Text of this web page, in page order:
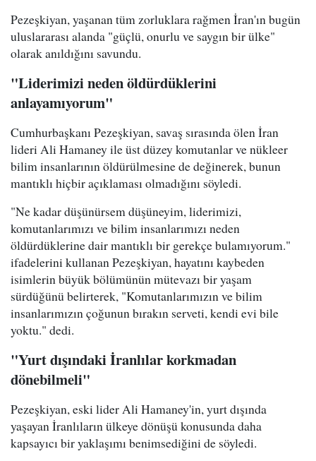
Pezeşkiyan, yaşanan tüm zorluklara rağmen İran'ın bugün
uluslararası alanda "güçlü, onurlu ve saygın bir ülke"
olarak anıldığını savundu.
"Liderimizi neden öldürdüklerini
anlayamıyorum"
Cumhurbaşkanı Pezeşkiyan, savaş sırasında ölen İran
lideri Ali Hamaney ile üst düzey komutanlar ve nükleer
bilim insanlarının öldürülmesine de değinerek, bunun
mantıklı hiçbir açıklaması olmadığını söyledi.
"Ne kadar düşünürsem düşüneyim, liderimizi,
komutanlarımızı ve bilim insanlarımızı neden
öldürdüklerine dair mantıklı bir gerekçe bulamıyorum."
ifadelerini kullanan Pezeşkiyan, hayatını kaybeden
isimlerin büyük bölümünün mütevazı bir yaşam
sürdüğünü belirterek, "Komutanlarımızın ve bilim
insanlarımızın çoğunun bırakın serveti, kendi evi bile
yoktu." dedi.
"Yurt dışındaki İranlılar korkmadan
dönebilmeli"
Pezeşkiyan, eski lider Ali Hamaney'in, yurt dışında
yaşayan İranlıların ülkeye dönüşü konusunda daha
kapsayıcı bir yaklaşımı benimsediğini de söyledi.